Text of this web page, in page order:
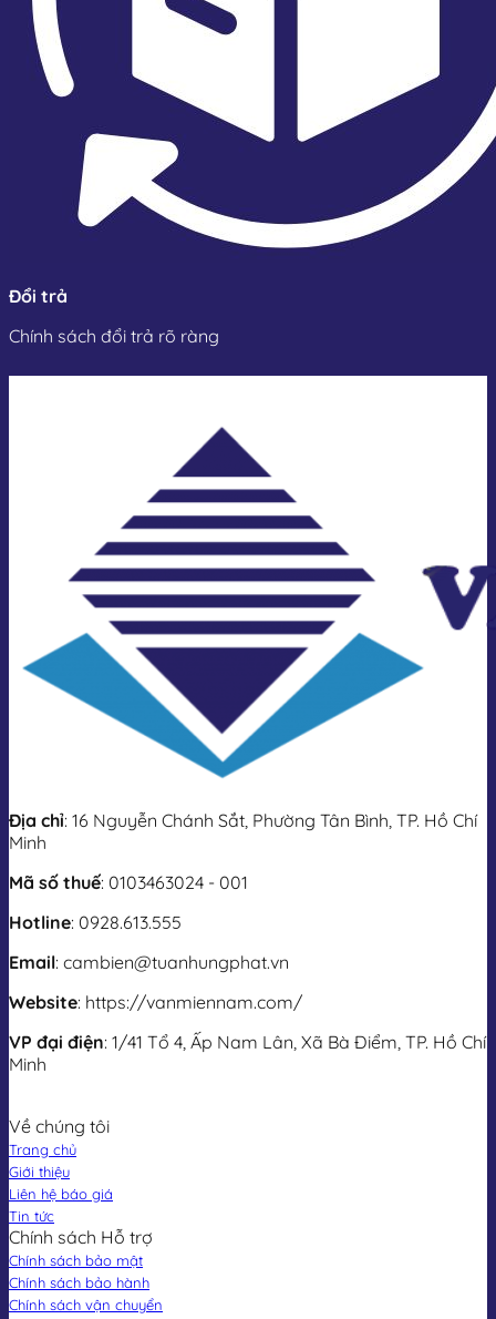
Đổi trả
Chính sách đổi trả rõ ràng
Địa chỉ: 16 Nguyễn Chánh Sắt, Phường Tân Bình, TP. Hồ Chí
Minh
Mã số thuế: 0103463024 - 001
Hotline: 0928.613.555
Email: cambien@tuanhungphat.vn
Website: https://vanmiennam.com/
VP đại điện: 1/41 Tổ 4, Ấp Nam Lân, Xã Bà Điểm, TP. Hồ Chí
Minh
Về chúng tôi
Trang chủ
Giới thiệu
Liên hệ báo giá
Tin tức
Chính sách Hỗ trợ
Chính sách bảo mật
Chính sách bảo hành
Chính sách vận chuyển